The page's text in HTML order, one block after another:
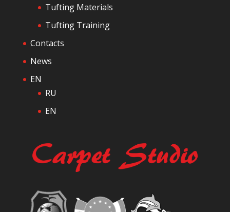
Tufting Materials
Tufting Training
Contacts
News
EN
RU
EN